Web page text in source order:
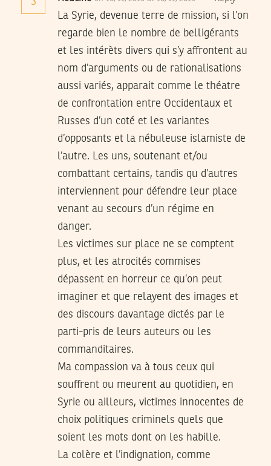
La Syrie, devenue terre de mission, si l’on
regarde bien le nombre de belligérants
et les intérèts divers qui s’y affrontent au
nom d’arguments ou de rationalisations
aussi variés, apparait comme le théatre
de confrontation entre Occidentaux et
Russes d’un coté et les variantes
d’opposants et la nébuleuse islamiste de
l’autre. Les uns, soutenant et/ou
combattant certains, tandis qu d’autres
interviennent pour défendre leur place
venant au secours d’un régime en
danger.
Les victimes sur place ne se comptent
plus, et les atrocités commises
dépassent en horreur ce qu’on peut
imaginer et que relayent des images et
des discours davantage dictés par le
parti-pris de leurs auteurs ou les
commanditaires.
Ma compassion va à tous ceux qui
souffrent ou meurent au quotidien, en
Syrie ou ailleurs, victimes innocentes de
choix politiques criminels quels que
soient les mots dont on les habille.
La colère et l’indignation, comme